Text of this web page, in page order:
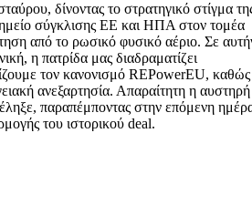
δίνοντας το στρατηγικό στίγμα
σύγκλισης ΕΕ και ΗΠΑ στον τομέα
από το ρωσικό φυσικό αέριο. Σε
η πατρίδα μας διαδραματίζει
τον κανονισμό REPowerEU, καθώς
ανεξαρτησία. Απαραίτητη η αυστηρή
παραπέμποντας στην επόμενη
του ιστορικού deal.